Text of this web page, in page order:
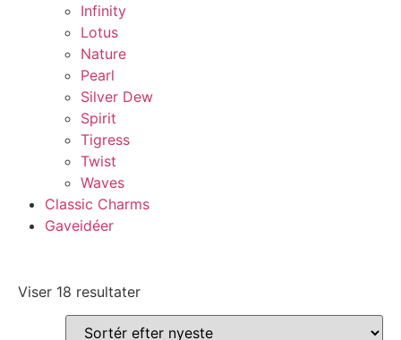
Infinity
Lotus
Nature
Pearl
Silver Dew
Spirit
Tigress
Twist
Waves
Classic Charms
Gaveidéer
Viser 18 resultater